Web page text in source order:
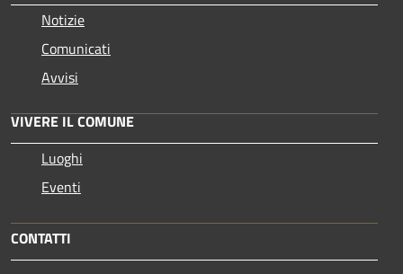
Notizie
Comunicati
Avvisi
VIVERE IL COMUNE
Luoghi
Eventi
CONTATTI